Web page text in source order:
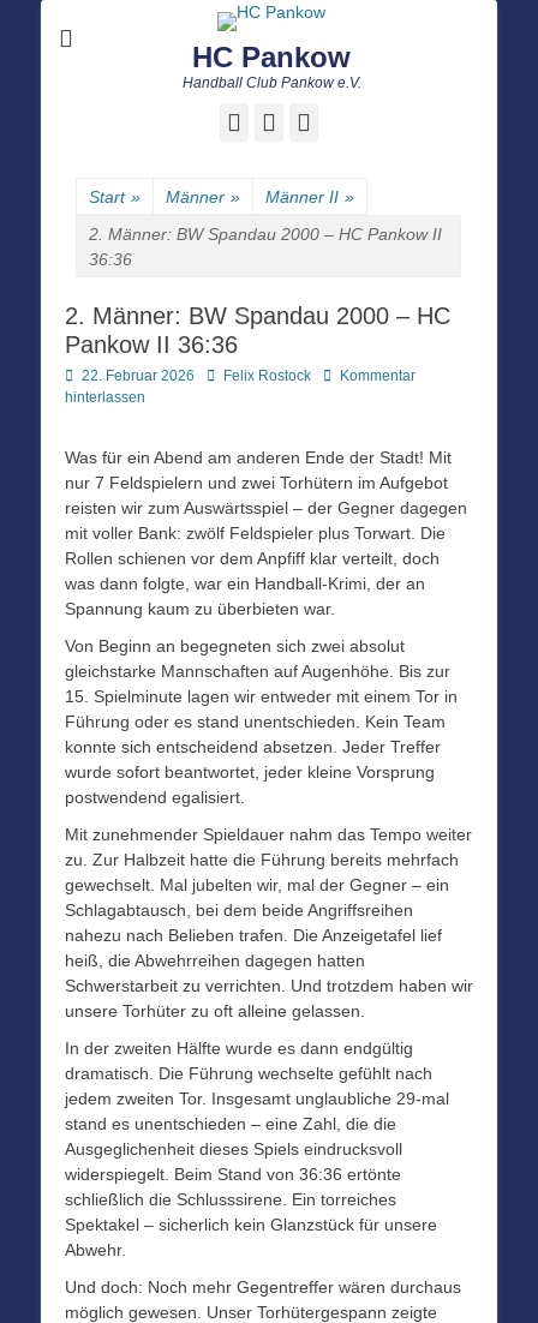
HC Pankow
Handball Club Pankow e.V.
Facebook
Start » Männer » Männer II »
2. Männer: BW Spandau 2000 – HC Pankow II
36:36
2. Männer: BW Spandau 2000 – HC
Pankow II 36:36
Posted
on
22. Februar 2026 AutorFelix Rostock
Kommentar
hinterlassen
Was für ein Abend am anderen Ende der Stadt! Mit
nur 7 Feldspielern und zwei Torhütern im Aufgebot
reisten wir zum Auswärtsspiel – der Gegner dagegen
mit voller Bank: zwölf Feldspieler plus Torwart. Die
Rollen schienen vor dem Anpfiff klar verteilt, doch
was dann folgte, war ein Handball-Krimi, der an
Spannung kaum zu überbieten war.
Von Beginn an begegneten sich zwei absolut
gleichstarke Mannschaften auf Augenhöhe. Bis zur
15. Spielminute lagen wir entweder mit einem Tor in
Führung oder es stand unentschieden. Kein Team
konnte sich entscheidend absetzen. Jeder Treffer
wurde sofort beantwortet, jeder kleine Vorsprung
postwendend egalisiert.
Mit zunehmender Spieldauer nahm das Tempo weiter
zu. Zur Halbzeit hatte die Führung bereits mehrfach
gewechselt. Mal jubelten wir, mal der Gegner – ein
Schlagabtausch, bei dem beide Angriffsreihen
nahezu nach Belieben trafen. Die Anzeigetafel lief
heiß, die Abwehrreihen dagegen hatten
Schwerstarbeit zu verrichten. Und trotzdem haben wir
unsere Torhüter zu oft alleine gelassen.
In der zweiten Hälfte wurde es dann endgültig
dramatisch. Die Führung wechselte gefühlt nach
jedem zweiten Tor. Insgesamt unglaubliche 29-mal
stand es unentschieden – eine Zahl, die die
Ausgeglichenheit dieses Spiels eindrucksvoll
widerspiegelt. Beim Stand von 36:36 ertönte
schließlich die Schlusssirene. Ein torreiches
Spektakel – sicherlich kein Glanzstück für unsere
Abwehr.
Und doch: Noch mehr Gegentreffer wären durchaus
möglich gewesen. Unser Torhütergespann zeigte